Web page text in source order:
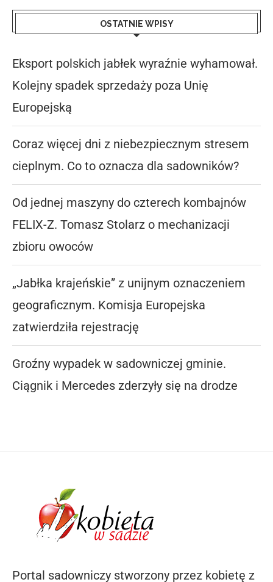
OSTATNIE WPISY
Eksport polskich jabłek wyraźnie wyhamował.
Kolejny spadek sprzedaży poza Unię
Europejską
Coraz więcej dni z niebezpiecznym stresem
cieplnym. Co to oznacza dla sadowników?
Od jednej maszyny do czterech kombajnów
FELIX-Z. Tomasz Stolarz o mechanizacji
zbioru owoców
„Jabłka krajeńskie” z unijnym oznaczeniem
geograficznym. Komisja Europejska
zatwierdziła rejestrację
Groźny wypadek w sadowniczej gminie.
Ciągnik i Mercedes zderzyły się na drodze
Portal sadowniczy stworzony przez kobietę z